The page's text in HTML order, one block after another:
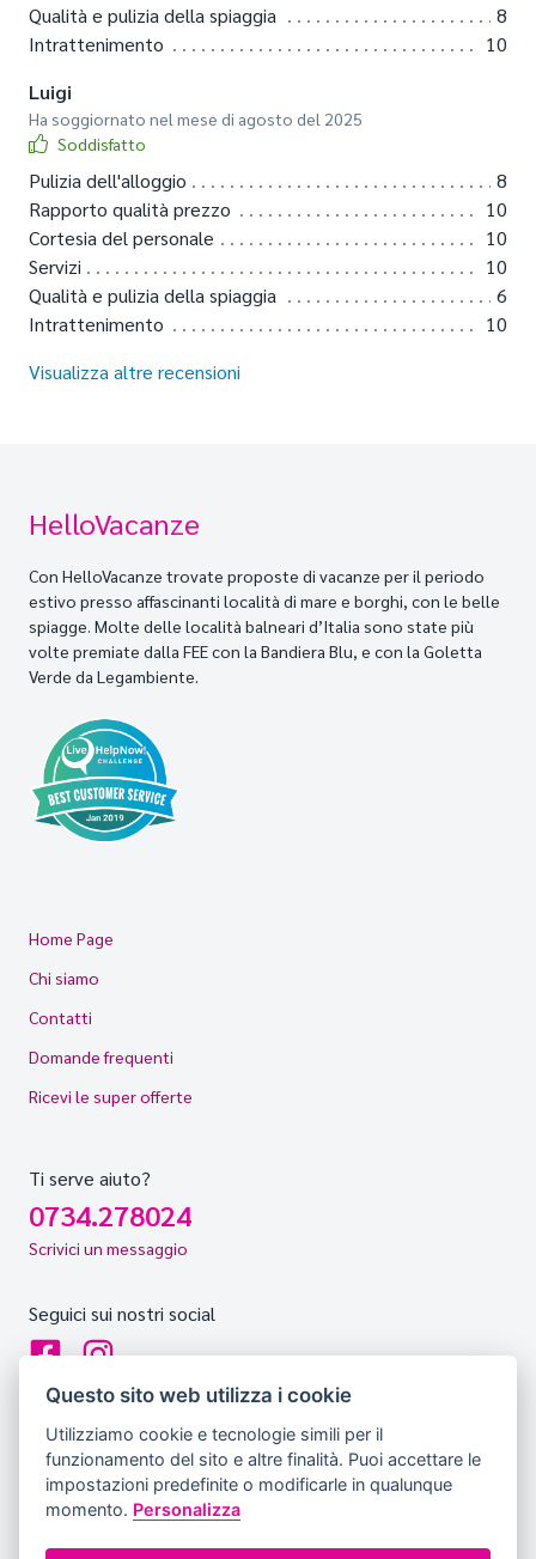
Qualità e pulizia della spiaggia
8
Intrattenimento
10
Luigi
Ha soggiornato nel mese di agosto del 2025
Soddisfatto
Pulizia dell'alloggio
8
Rapporto qualità prezzo
10
Cortesia del personale
10
Servizi
10
Qualità e pulizia della spiaggia
6
Intrattenimento
10
Visualizza altre recensioni
HelloVacanze
Con HelloVacanze trovate proposte di vacanze per il periodo
estivo presso affascinanti località di mare e borghi, con le belle
spiagge. Molte delle località balneari d’Italia sono state più
volte premiate dalla FEE con la Bandiera Blu, e con la Goletta
Verde da Legambiente.
Home Page
Chi siamo
Contatti
Domande frequenti
Ricevi le super offerte
Ti serve aiuto?
0734.278024
Scrivici un messaggio
Seguici sui nostri social
Copyright © Tutti i diritti sono riservati Hello Vacanze S.r.L.
Soggetto sottoposto a direzione e coordinamento della F.lli
Dionisi S.r.L. unipersonale
via A. Costa, 2 - 63822 Porto San Giorgio (FM) - Tel:
0734.278024 Partita IVA - Cod. Fisc.: 02257690442 - R.E.A. FM-
Questo sito web utilizza i cookie
Utilizziamo cookie e tecnologie simili per il
funzionamento del sito e altre finalità. Puoi accettare le
impostazioni predefinite o modificarle in qualunque
momento. Personalizza